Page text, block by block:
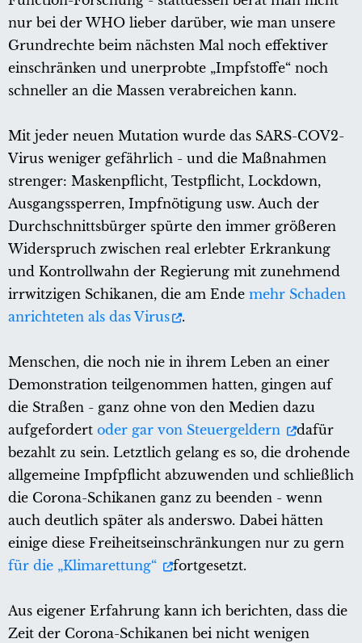
nur bei der WHO lieber darüber, wie man unsere
Grundrechte beim nächsten Mal noch effektiver
einschränken und unerprobte „Impfstoffe“ noch
schneller an die Massen verabreichen kann.
Mit jeder neuen Mutation wurde das SARS-COV2-
Virus weniger gefährlich - und die Maßnahmen
strenger: Maskenpflicht, Testpflicht, Lockdown,
Ausgangssperren, Impfnötigung usw. Auch der
Durchschnittsbürger spürte den immer größeren
Widerspruch zwischen real erlebter Erkrankung
und Kontrollwahn der Regierung mit zunehmend
irrwitzigen Schikanen, die am Ende mehr Schaden
anrichteten als das Virus
.
Menschen, die noch nie in ihrem Leben an einer
Demonstration teilgenommen hatten, gingen auf
die Straßen - ganz ohne von den Medien dazu
aufgefordert oder gar von Steuergeldern
dafür
bezahlt zu sein. Letztlich gelang es so, die drohende
allgemeine Impfpflicht abzuwenden und schließlich
die Corona-Schikanen ganz zu beenden - wenn
auch deutlich später als anderswo. Dabei hätten
einige diese Freiheitseinschränkungen nur zu gern
für die „Klimarettung“
fortgesetzt.
Aus eigener Erfahrung kann ich berichten, dass die
Zeit der Corona-Schikanen bei nicht wenigen